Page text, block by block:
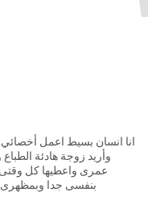
انا انسان بسيط اعمل
وأريد زوجة هادئة
بنفسى جدا وبمظهرى وانا فعلا